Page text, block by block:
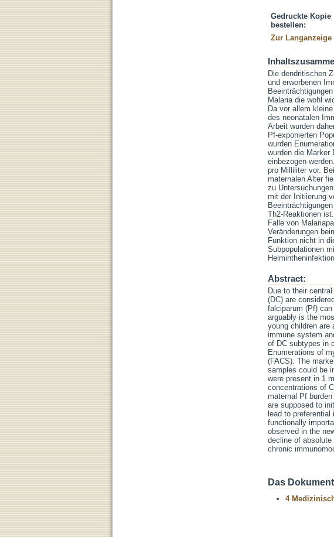
Gedruckte Kopie
bestellen:
Zur Langanzeige
Die dendritischen
und erworbenen
Malaria die wohl
Da vor allem
des neonatalen
Arbeit wurden
Pf-exponierten
wurden
wurden die Marker
einbezogen
pro Milliliter vor.
maternalen Alter
zu
mit der Initiierung
Th2-Reaktionen
Falle von
Veränderungen
Funktion nicht in
Subpopulationen
Abstract:
Due to their
(DC) are
falciparum (Pf)
arguably is the
young children are
immune system
of DC subtypes in
Enumerations of
(FACS). The
samples could be
were present in 1
concentrations of
maternal Pf
are supposed to
lead to
functionally
observed in the
decline of
chronic
Das
4